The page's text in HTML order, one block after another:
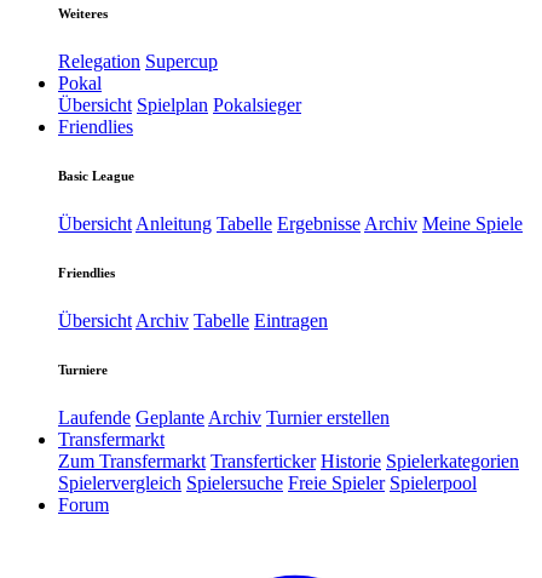
Weiteres
Relegation Supercup
Pokal
Übersicht Spielplan Pokalsieger
Friendlies
Basic League
Übersicht Anleitung Tabelle Ergebnisse Archiv Meine Spiele
Friendlies
Übersicht Archiv Tabelle Eintragen
Turniere
Laufende Geplante Archiv Turnier erstellen
Transfermarkt
Zum Transfermarkt Transferticker Historie Spielerkategorien
Spielervergleich Spielersuche Freie Spieler Spielerpool
Forum